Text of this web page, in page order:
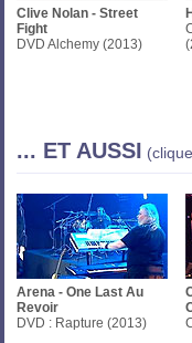
Clive Nolan - Street
Fight
DVD Alchemy (2013)
... ET AUSSI
Arena - One Last Au
Revoir
DVD : Rapture (2013)